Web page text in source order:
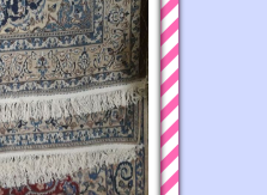
قالیشویی محدوده
قالیشویی